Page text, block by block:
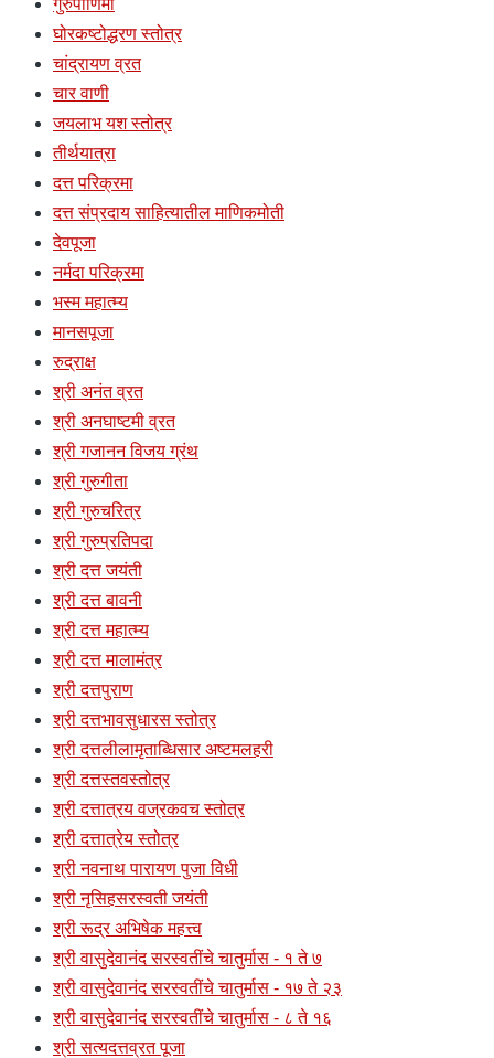
घोरकष्टोद्धरण स्तोत्र
चांद्रायण व्रत
चार वाणी
जयलाभ यश स्तोत्र
तीर्थयात्रा
दत्त परिक्रमा
दत्त संप्रदाय साहित्यातील माणिकमोती
देवपूजा
नर्मदा परिक्रमा
भस्म महात्म्य
मानसपूजा
रुद्राक्ष
श्री अनंत व्रत
श्री अनघाष्टमी व्रत
श्री गजानन विजय ग्रंथ
श्री गुरुगीता
श्री गुरुचरित्र
श्री गुरुप्रतिपदा
श्री दत्त जयंती
श्री दत्त बावनी
श्री दत्त महात्म्य
श्री दत्त मालामंत्र
श्री दत्तपुराण
श्री दत्तभावसुधारस स्तोत्र
श्री दत्तलीलामृताब्धिसार अष्टमलहरी
श्री दत्तस्तवस्तोत्र
श्री दत्तात्रय वज्रकवच स्तोत्र
श्री दत्तात्रेय स्तोत्र
श्री नवनाथ पारायण पुजा विधी
श्री नृसिहसरस्वती जयंती
श्री रूद्र अभिषेक महत्त्व
श्री वासुदेवानंद सरस्वतींचे चातुर्मास - १ ते ७
श्री वासुदेवानंद सरस्वतींचे चातुर्मास - १७ ते २३
श्री वासुदेवानंद सरस्वतींचे चातुर्मास - ८ ते १६
श्री सत्यदत्तव्रत पूजा